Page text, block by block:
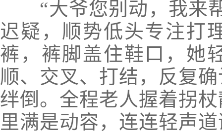
“大爷您别动，我来帮
迟疑，顺势低头专注打
裤，裤脚盖住鞋口，她
顺、交叉、打结，反复
绊倒。全程老人握着拐
里满是动容，连连轻声